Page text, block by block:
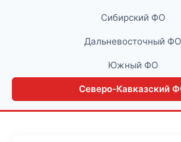
Сибирский ФО
Дальневосточный ФО
Южный ФО
Северо-Кавказский